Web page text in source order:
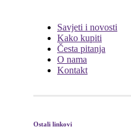
Savjeti i novosti
Kako kupiti
Česta pitanja
O nama
Kontakt
Ostali linkovi